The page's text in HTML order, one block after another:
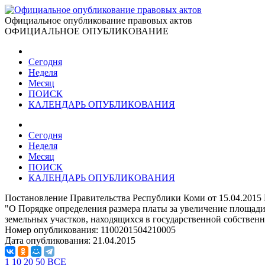
Официальное опубликование правовых актов
ОФИЦИАЛЬНОЕ ОПУБЛИКОВАНИЕ
Сегодня
Неделя
Месяц
ПОИСК
КАЛЕНДАРЬ ОПУБЛИКОВАНИЯ
Сегодня
Неделя
Месяц
ПОИСК
КАЛЕНДАРЬ ОПУБЛИКОВАНИЯ
Постановление Правительства Республики Коми от
"О Порядке определения размера платы за увеличение
земельных участков, находящихся в государственной
Номер опубликования: 1100201504210005
Дата опубликования: 21.04.2015
1 10 20 50 ВСЕ